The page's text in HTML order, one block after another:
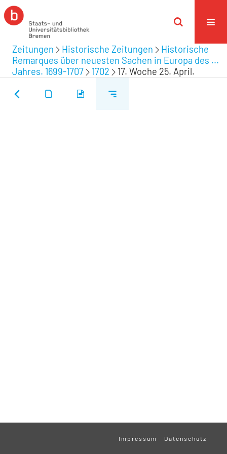
Zeitungen Historische Zeitungen
Historische
Remarques über neuesten Sachen in Europa des ...
Jahres. 1699-1707
1702 17. Woche 25. April.
Impressum Datenschutz